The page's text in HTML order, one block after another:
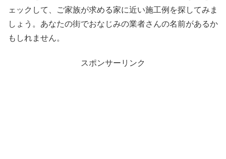
ェックして、ご家族が求める家に近い施工例を探してみま
しょう。あなたの街でおなじみの業者さんの名前があるか
もしれません。
スポンサーリンク